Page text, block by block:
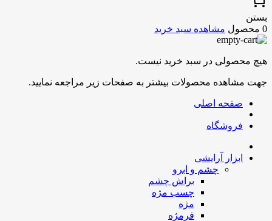
بستن
0 محصول
مشاهده سبد خرید
هیچ محصولی در سبد خرید نیست.
جهت مشاهده محصولات بیشتر به صفحات زیر مراجعه نمایید.
صفحه اصلی
فروشگاه
ابزار آرایشی
چشم و ابرو
براش چشم
چسب مژه
مژه
فرمژه